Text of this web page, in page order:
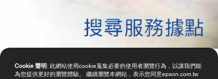
Cookie 聲明 : 此網站使用cookie蒐集必要的使用者瀏覽行為，以讓我們能
為您提供更好的瀏覽體驗。 繼續瀏覽本網站，表示您同意epson.com.tw